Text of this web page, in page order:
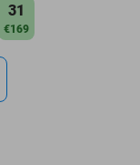
31
€169